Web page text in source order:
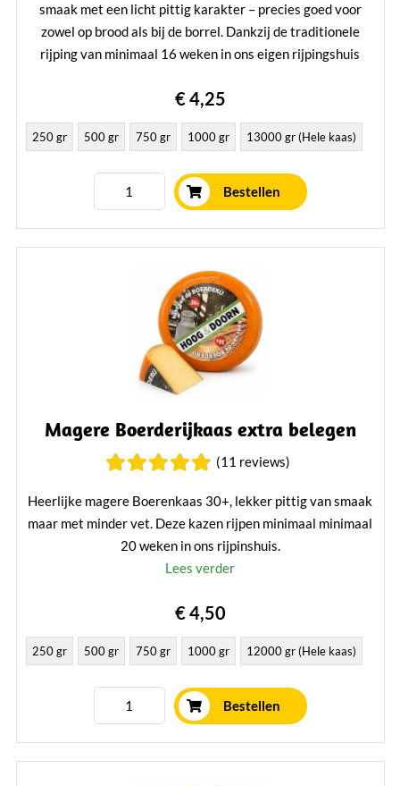
smaak met een licht pittig karakter – precies goed voor
zowel op brood als bij de borrel. Dankzij de traditionele
rijping van minimaal 16 weken in ons eigen rijpingshuis
echte kaasliefhebbers blij van worden.
Lees verder
€ 4,25
250 gr 500 gr 750 gr 1000 gr 13000 gr (Hele kaas)
Bestellen
Magere Boerderijkaas extra belegen
(11 reviews)
Heerlijke magere Boerenkaas 30+, lekker pittig van smaak
maar met minder vet. Deze kazen rijpen minimaal minimaal
20 weken in ons rijpinshuis.
Lees verder
€ 4,50
250 gr 500 gr 750 gr 1000 gr 12000 gr (Hele kaas)
Bestellen